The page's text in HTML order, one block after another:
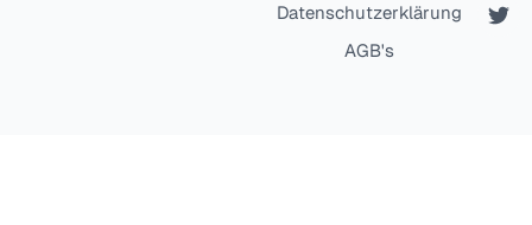
Datenschutzerklärung
AGB's